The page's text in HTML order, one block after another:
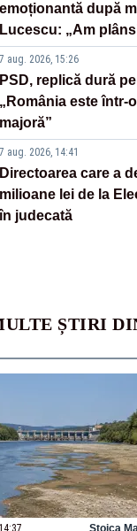
emoționantă după
Lucescu: „Am
7 aug. 2026, 15:26
PSD, replică dură
„România este într-
majoră”
7 aug. 2026, 14:41
Directoarea care a
milioane lei de la
în judecată
ȘTIRI
Stoica